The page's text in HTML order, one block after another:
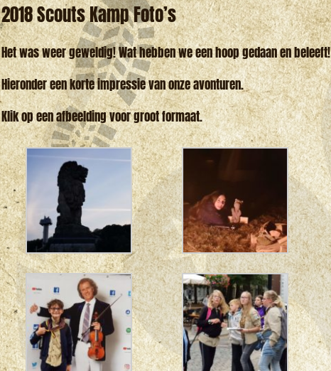
2018 Scouts Kamp Foto’s
Het was weer geweldig! Wat hebben we een hoop gedaan en beleeft!
Hieronder een korte impressie van onze avonturen.
Klik op een afbeelding voor groot formaat.